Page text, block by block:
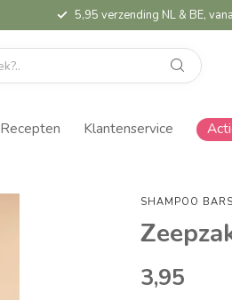
5,95 verzending NL & BE,
Recepten Klantenservice
SHAMPOO BARS
3,95